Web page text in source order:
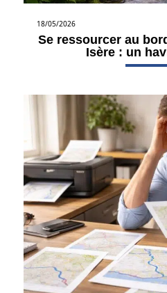
18/05/2026
Se ressourcer au
Isère : un